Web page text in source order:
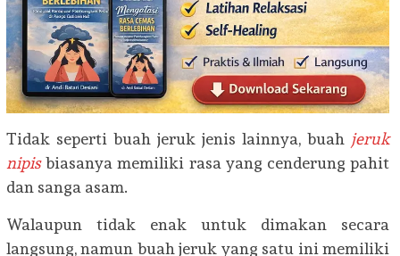
Tidak seperti buah jeruk jenis lainnya, buah jeruk
nipisbiasanya memiliki rasa yang cenderung pahit
dan sanga asam.
Walaupun tidak enak untuk dimakan secara
langsung, namun buah jeruk yang satu ini memiliki